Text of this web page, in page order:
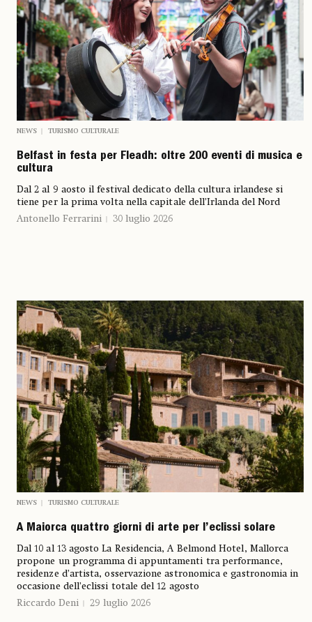
NEWS TURISMO CULTURALE
Belfast in festa per Fleadh: oltre 200 eventi di musica e
cultura
Dal 2 al 9 aosto il festival dedicato della cultura irlandese si
tiene per la prima volta nella capitale dell’Irlanda del Nord
Antonello Ferrarini
30 luglio 2026
NEWS TURISMO CULTURALE
A Maiorca quattro giorni di arte per l’eclissi solare
Dal 10 al 13 agosto La Residencia, A Belmond Hotel, Mallorca
propone un programma di appuntamenti tra performance,
residenze d’artista, osservazione astronomica e gastronomia in
occasione dell’eclissi totale del 12 agosto
Riccardo Deni
29 luglio 2026